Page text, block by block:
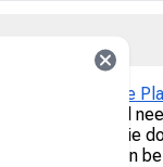
either Google
which you will
so they do not
Characters can